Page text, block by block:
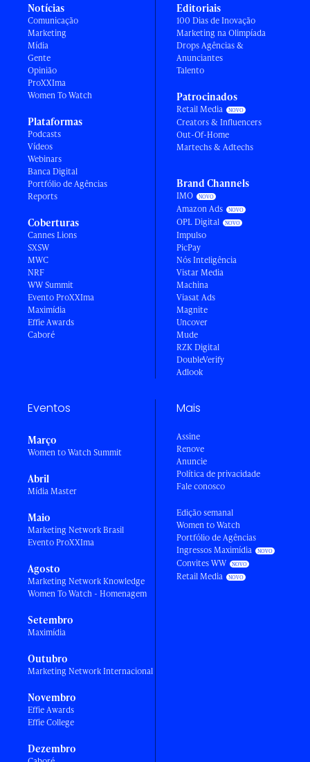
Notícias
Comunicação
Marketing
Mídia
Gente
Opinião
ProXXIma
Women To Watch
Plataformas
Podcasts
Vídeos
Webinars
Banca Digital
Portfólio de Agências
Reports
Coberturas
Cannes Lions
SXSW
MWC
NRF
WW Summit
Evento ProXXIma
Maximídia
Effie Awards
Caboré
Editoriais
100 Dias de Inovação
Marketing na Olimpíada
Drops Agências &
Anunciantes
Talento
Patrocinados
Retail Media
Creators & Influencers
Out-Of-Home
Martechs & Adtechs
Brand Channels
IMO
Amazon Ads
OPL Digital
Impulso
PicPay
Nós Inteligência
Vistar Media
Machina
Viasat Ads
Magnite
Uncover
Mude
RZK Digital
DoubleVerify
Adlook
Eventos
Março
Women to Watch Summit
Abril
Mídia Master
Maio
Marketing Network Brasil
Evento ProXXIma
Agosto
Marketing Network Knowledge
Women To Watch - Homenagem
Setembro
Maximídia
Outubro
Marketing Network Internacional
Novembro
Effie Awards
Effie College
Dezembro
Mais
Assine
Renove
Anuncie
Política de privacidade
Fale conosco
Edição semanal
Women to Watch
Portfólio de Agências
Ingressos Maximídia
Convites WW
Retail Media